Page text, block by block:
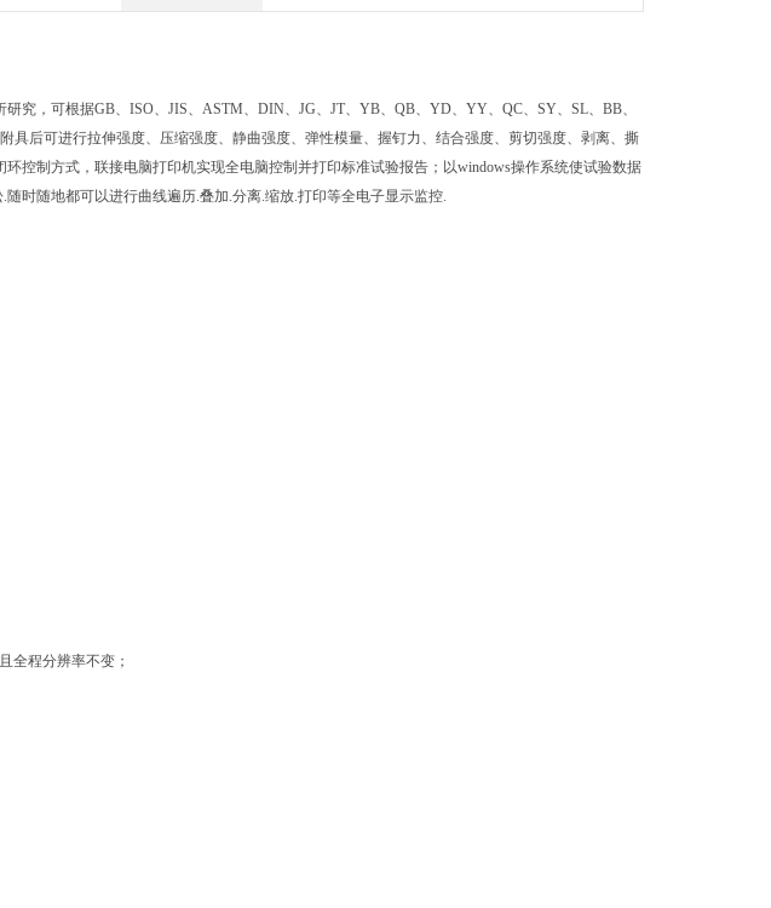
，可根据GB、ISO、JIS、ASTM、DIN、JG、JT、YB、QB、YD、YY、QC、SY、SL、BB、
具后可进行拉伸强度、压缩强度、静曲强度、弹性模量、握钉力、结合强度、剪切强度、剥离、撕
控制方式，联接电脑打印机实现全电脑控制并打印标准试验报告；以windows操作系统使试验数据
时随地都可以进行曲线遍历.叠加.分离.缩放.打印等全电子显示监控.
全程分辨率不变；